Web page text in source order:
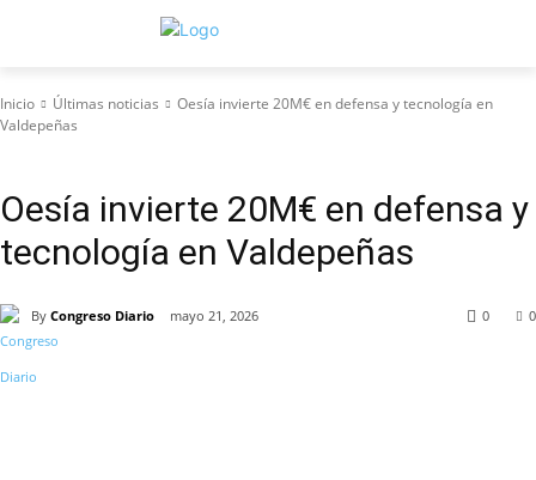
Inicio Últimas noticias
Oesía invierte 20M€ en defensa y tecnología en
Valdepeñas
Oesía invierte 20M€ en defensa y
tecnología en Valdepeñas
By Congreso Diario mayo 21, 2026 0
0